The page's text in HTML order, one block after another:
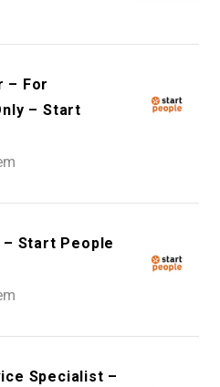
– For
– Start
Start People
Specialist –